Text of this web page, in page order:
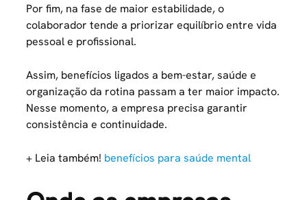
Por fim, na fase de maior estabilidade, o
colaborador tende a priorizar equilíbrio entre vida
pessoal e profissional.
Assim, benefícios ligados a bem-estar, saúde e
organização da rotina passam a ter maior impacto.
Nesse momento, a empresa precisa garantir
consistência e continuidade.
+ Leia também! benefícios para saúde mental